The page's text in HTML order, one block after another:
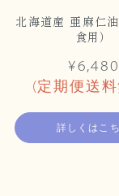
北海道産 亜麻仁
食用）
¥6,480
(定期便送
詳しくはこ